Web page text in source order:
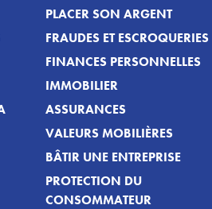
PLACER SON ARGENT
FRAUDES ET ESCROQUERIES
FINANCES PERSONNELLES
IMMOBILIER
ASSURANCES
VALEURS MOBILIÈRES
BÂTIR UNE ENTREPRISE
PROTECTION DU
CONSOMMATEUR